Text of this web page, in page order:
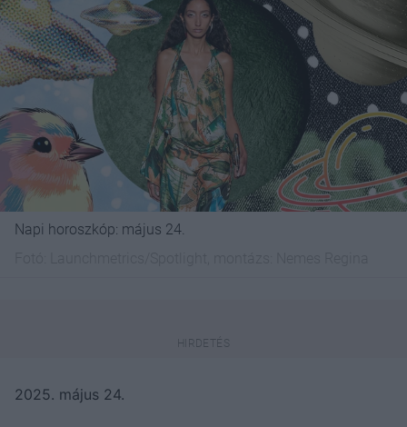
Napi horoszkóp: május 24.
2025. május 24.